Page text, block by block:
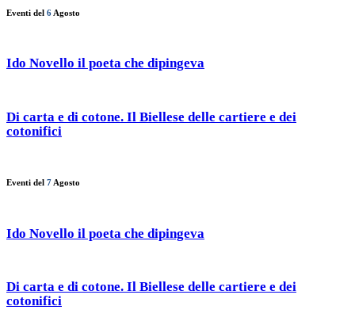
Eventi del 6 Agosto
Ido Novello il poeta che dipingeva
Di carta e di cotone. Il Biellese delle cartiere e dei
cotonifici
Eventi del 7 Agosto
Ido Novello il poeta che dipingeva
Di carta e di cotone. Il Biellese delle cartiere e dei
cotonifici